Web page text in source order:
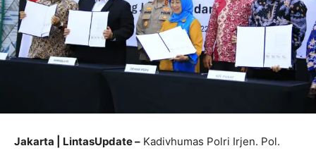
Jakarta | LintasUpdate – Kadivhumas Polri Irjen. Pol.